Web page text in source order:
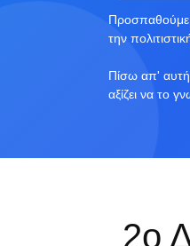
Προσπαθούμε
την
Πίσω απ' αυτή
αξίζει να το
2ο